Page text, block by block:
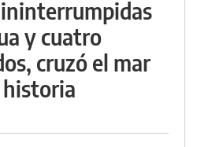
ininterrumpidas
y cuatro
cruzó el mar